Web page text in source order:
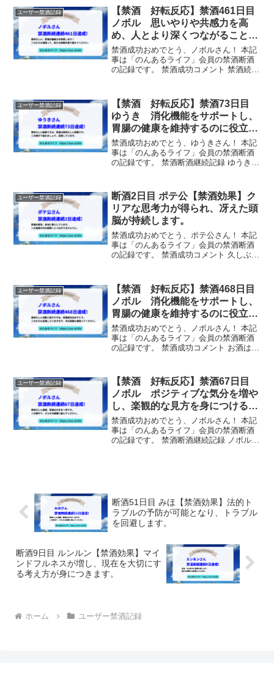
功、その意志には敬意を表します。これ
からもがんば...
ユーザー禁酒記録
【禁酒 好転反応】禁酒461日目
ノボル 思いやりや共感力を高
め、人とより深くつながることが
できます。
禁酒成功おめでとう、ノボルさん！ 本記
事は「のんあるライフ」会員の禁酒断酒
の記録です。 禁酒成功コメント 禁酒続い
ーターからのメッセージ 素晴らしい、禁
酒の継続力...
ユーザー禁酒記録
【禁酒 好転反応】禁酒73日目
ゆうき 消化機能をサポートし、
胃腸の健康を維持するのに役立ち
ます。
禁酒成功おめでとう、ゆうきさん！ 本記
事は「のんあるライフ」会員の禁酒断酒
の記録です。 禁酒断酒継続記録 ゆうきさ
ですね、禁酒は素晴らしい挑戦です。こ
の調子で進み...
ユーザー禁酒記録
断酒2日目 ポテ公【禁酒効果】ク
リアな思考力が得られ、冴えた頭
脳が持続します。
禁酒成功おめでとう、ポテ公さん！ 本記
事は「のんあるライフ」会員の禁酒断酒
の記録です。 禁酒成功コメント 久しぶり
公さんは、禁酒を2日間継続しました！
サポーター...
ユーザー禁酒記録
【禁酒 好転反応】禁酒468日目
ノボル 消化機能をサポートし、
胃腸の健康を維持するのに役立ち
ます。
禁酒成功おめでとう、ノボルさん！ 本記
事は「のんあるライフ」会員の禁酒断酒
の記録です。 禁酒成功コメント お酒は飲
468日間継続しました！ サポーターから
のメッセー...
ユーザー禁酒記録
【禁酒 好転反応】禁酒67日目
ノボル ポジティブな気分を増や
し、楽観的な見方を身につけるこ
とができます。
禁酒成功おめでとう、ノボルさん！ 本記
事は「のんあるライフ」会員の禁酒断酒
の記録です。 禁酒断酒継続記録 ノボルさ
断酒51日目 みほ【禁酒効果】法的ト
ラブルの予防が可能となり、トラブル
を回避します。
断酒9日目 ルンルン【禁酒効果】マイ
ンドフルネスが増し、現在を大切にす
る考え方が身につきます。
ホーム ユーザー禁酒記録